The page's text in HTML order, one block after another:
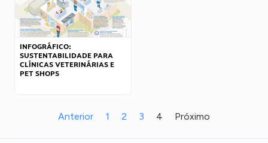
INFOGRÁFICO:
SUSTENTABILIDADE PARA
CLÍNICAS VETERINÁRIAS E
PET SHOPS
Anterior 1 2 3 4 Próximo